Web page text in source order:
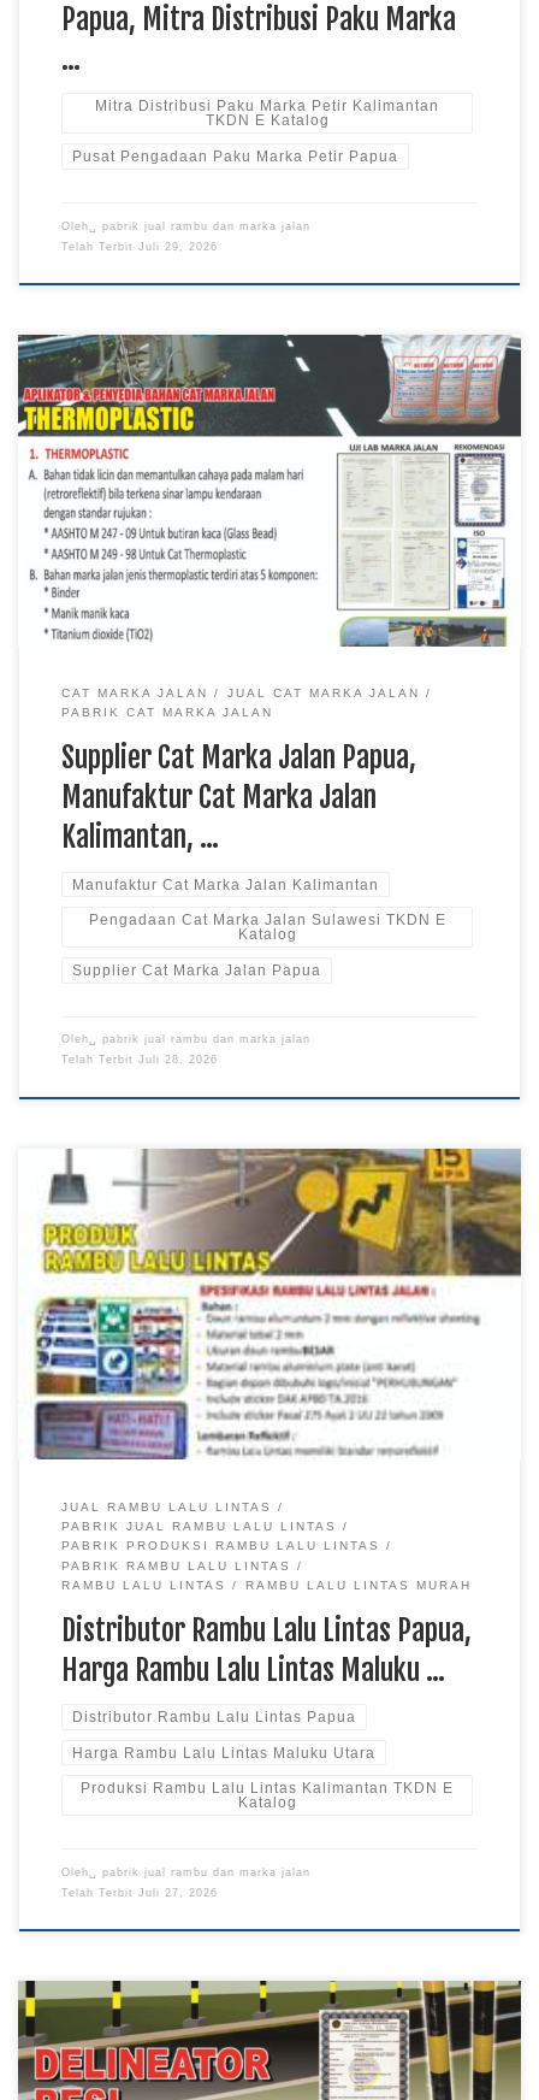
Papua, Mitra Distribusi Paku Marka
…
Mitra Distribusi Paku Marka Petir Kalimantan
TKDN E Katalog
Pusat Pengadaan Paku Marka Petir Papua
Oleh␣ pabrik jual rambu dan marka jalan
Telah Terbit Juli 29, 2026
Supplier Cat Marka Jalan Papua, Manufaktur Cat Marka Jalan
Kalimantan, Pengadaan Cat Marka Jalan Sulawesi TKDN E
Katalog Supplier cat marka jalan menyediakan berbagai
kebutuhan material untuk mendukung pembangunan dan
pemeliharaan infrastruktur transportasi di berbagai daerah
Indonesia. Cat marka jalan digunakan pada jalan nasional,
kawasan industri, area parkir, pelabuhan, bandara, […]
CAT MARKA JALAN
JUAL CAT MARKA JALAN
PABRIK CAT MARKA JALAN
Supplier Cat Marka Jalan Papua,
Manufaktur Cat Marka Jalan
Kalimantan, …
Manufaktur Cat Marka Jalan Kalimantan
Pengadaan Cat Marka Jalan Sulawesi TKDN E
Katalog
Supplier Cat Marka Jalan Papua
Oleh␣ pabrik jual rambu dan marka jalan
Telah Terbit Juli 28, 2026
Distributor Rambu Lalu Lintas Papua, Harga Rambu Lalu
Lintas Maluku Utara, Produksi Rambu Lalu Lintas Kalimantan
TKDN E Katalog Rambu lalu lintas menjadi bagian penting
dalam mendukung komunikasi di jalan karena menyampaikan
informasi, petunjuk, larangan, dan peringatan kepada
pengguna kendaraan. Distributor rambu lalu lintas
menyediakan produk untuk berbagai kebutuhan proyek […]
JUAL RAMBU LALU LINTAS
PABRIK JUAL RAMBU LALU LINTAS
PABRIK PRODUKSI RAMBU LALU LINTAS
PABRIK RAMBU LALU LINTAS
RAMBU LALU LINTAS
RAMBU LALU LINTAS MURAH
Distributor Rambu Lalu Lintas Papua,
Harga Rambu Lalu Lintas Maluku …
Distributor Rambu Lalu Lintas Papua
Harga Rambu Lalu Lintas Maluku Utara
Produksi Rambu Lalu Lintas Kalimantan TKDN E
Katalog
Oleh␣ pabrik jual rambu dan marka jalan
Telah Terbit Juli 27, 2026
Produksi Delineator Besi Papua, Harga Delineator Besi
Sulawesi TKDN E Katalog, Distributor Delineator Besi